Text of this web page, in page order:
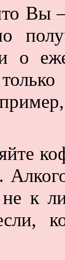
Вы
и о
к